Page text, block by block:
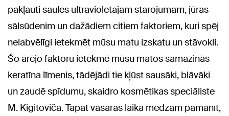
pakļauti saules ultravioletajam starojumam, jūras
sālsūdenim un dažādiem citiem faktoriem, kuri spēj
nelabvēlīgi ietekmēt mūsu matu izskatu un stāvokli.
Šo ārējo faktoru ietekmē mūsu matos samazinās
keratīna līmenis, tādējādi tie kļūst sausāki, blāvāki
un zaudē spīdumu, skaidro kosmētikas speciāliste
M. Kigitoviča. Tāpat vasaras laikā mēdzam pamanīt,